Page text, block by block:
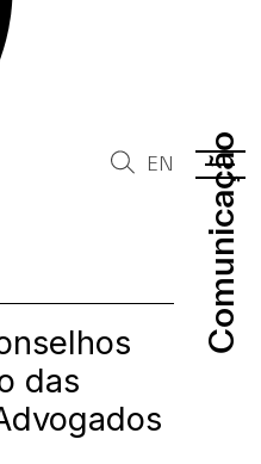
Comunicação
Comunicação
EN
das